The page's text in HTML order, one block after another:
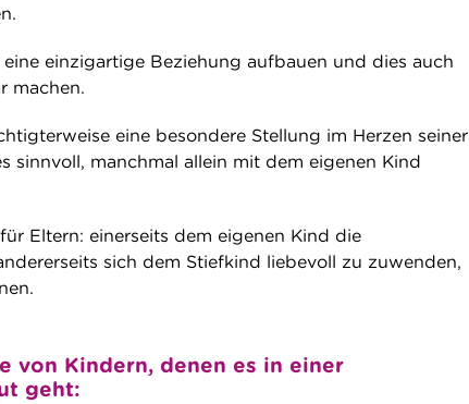
einzigartige Beziehung aufbauen und dies auch
machen.
eine besondere Stellung im Herzen seiner
sinnvoll, manchmal allein mit dem eigenen Kind
Eltern: einerseits dem eigenen Kind die
sich dem Stiefkind liebevoll zu zuwenden,
von Kindern, denen es in einer
geht: